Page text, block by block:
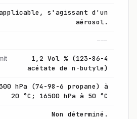
applicable, s'agissant d'un
aérosol.
---
1,2 Vol % (123-86-4
acétate de n-butyle)
hPa (74-98-6 propane) à
20 °C; 16500 hPa à 50 °C
Non déterminé.